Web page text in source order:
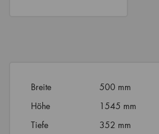
Breite
500 mm
Höhe
1545 mm
Tiefe
352 mm